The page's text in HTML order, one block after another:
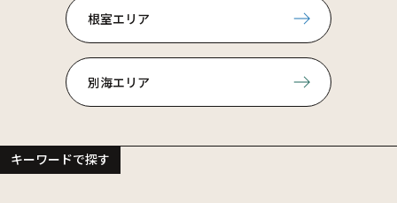
根室エリア
別海エリア
キーワードで探す